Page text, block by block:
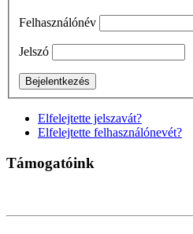
Felhasználónév
Jelszó
Elfelejtette jelszavát?
Elfelejtette felhasználónevét?
Támogatóink